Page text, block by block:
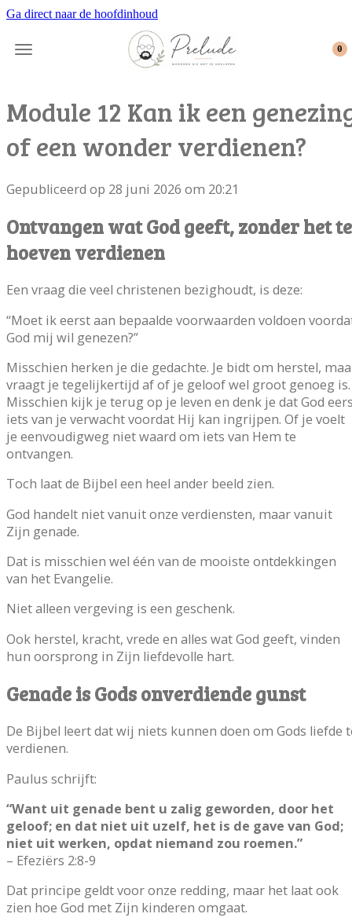
Ga direct naar de hoofdinhoud
0
Module 12 Kan ik een
of een wonder verdienen?
Gepubliceerd op 28 juni 2026 om 20:21
Ontvangen wat God geeft, zonder het te
hoeven verdienen
Een vraag die veel christenen bezighoudt, is deze:
“Moet ik eerst aan bepaalde voorwaarden voldoen
God mij wil genezen?”
Misschien herken je die gedachte. Je bidt om herstel,
vraagt je tegelijkertijd af of je geloof wel groot genoeg is.
Misschien kijk je terug op je leven en denk je dat God
iets van je verwacht voordat Hij kan ingrijpen. Of je voelt
je eenvoudigweg niet waard om iets van Hem te
ontvangen.
Toch laat de Bijbel een heel ander beeld zien.
God handelt niet vanuit onze verdiensten, maar vanuit
Zijn genade.
Dat is misschien wel één van de mooiste ontdekkingen
van het Evangelie.
Niet alleen vergeving is een geschenk.
Ook herstel, kracht, vrede en alles wat God geeft, vinden
hun oorsprong in Zijn liefdevolle hart.
Genade is Gods onverdiende gunst
De Bijbel leert dat wij niets kunnen doen om Gods liefde
verdienen.
Paulus schrijft:
“Want uit genade bent u zalig geworden, door het
geloof; en dat niet uit uzelf, het is de gave van God;
niet uit werken, opdat niemand zou roemen.”
– Efeziërs 2:8-9
Dat principe geldt voor onze redding, maar het laat ook
zien hoe God met Zijn kinderen omgaat.